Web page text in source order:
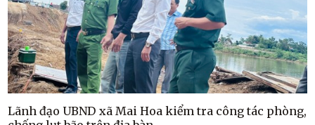
Lãnh đạo UBND xã Mai Hoa kiểm tra công tác phòng,